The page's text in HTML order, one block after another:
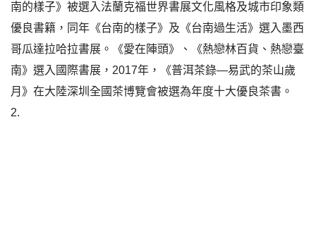
南的樣子》被選入法蘭克福世界書展文化風格及城市印象類
優良書籍，同年《台南的樣子》及《台南過生活》選入墨西
哥瓜達拉哈拉書展。《愛在陣頭》、《熱戀林百貨、熱戀臺
南》選入國際書展，2017年，《普洱茶錄—易武的茶山歲
月》在大陸深圳全國茶博覽會被選為年度十大優良茶書。
2.